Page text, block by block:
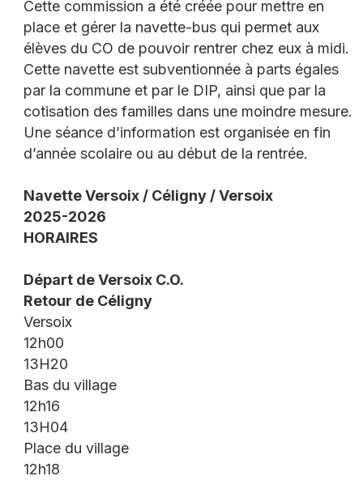
Cette commission a été créée pour mettre en
place et gérer la navette-bus qui permet aux
élèves du CO de pouvoir rentrer chez eux à midi.
Cette navette est subventionnée à parts égales
par la commune et par le DIP, ainsi que par la
cotisation des familles dans une moindre mesure.
Une séance d’information est organisée en fin
d’année scolaire ou au début de la rentrée.
Navette Versoix / Céligny / Versoix
2025-2026
HORAIRES
Départ de Versoix C.O.
Retour de Céligny
Versoix
12h00
13H20
Bas du village
12h16
13H04
Place du village
12h18